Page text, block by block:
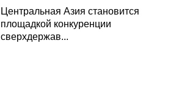
Центральная Азия становится
площадкой конкуренции
сверхдержав...